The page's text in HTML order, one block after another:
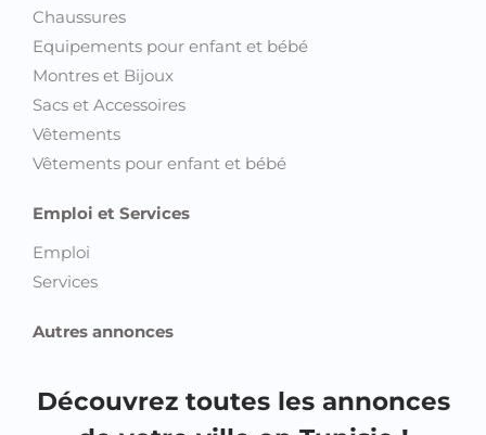
Chaussures
Equipements pour enfant et bébé
Montres et Bijoux
Sacs et Accessoires
Vêtements
Vêtements pour enfant et bébé
Emploi et Services
Emploi
Services
Autres annonces
Découvrez toutes les annonces